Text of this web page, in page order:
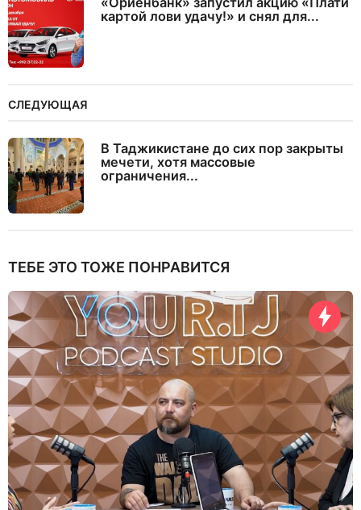
картой лови удачу!» и снял для...
СЛЕДУЮЩАЯ
В Таджикистане до сих пор закрыты
мечети, хотя массовые
ограничения...
ТЕБЕ ЭТО ТОЖЕ ПОНРАВИТСЯ